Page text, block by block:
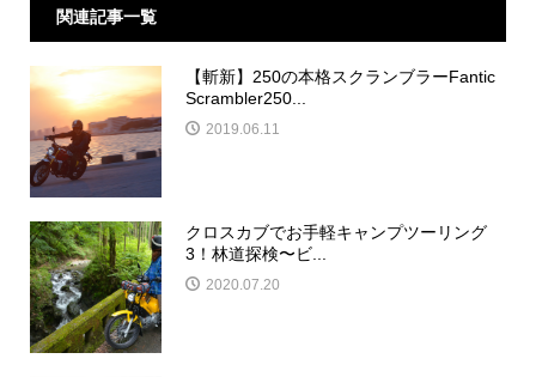
関連記事一覧
【斬新】250の本格スクランブラーFantic
Scrambler250...
2019.06.11
クロスカブでお手軽キャンプツーリング
3！林道探検〜ビ...
2020.07.20